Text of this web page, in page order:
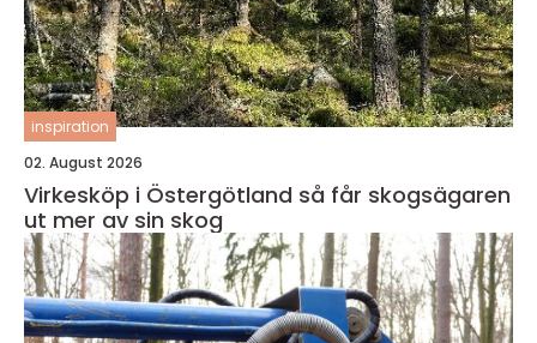
inspiration
02. August 2026
Virkesköp i Östergötland så får skogsägaren
ut mer av sin skog